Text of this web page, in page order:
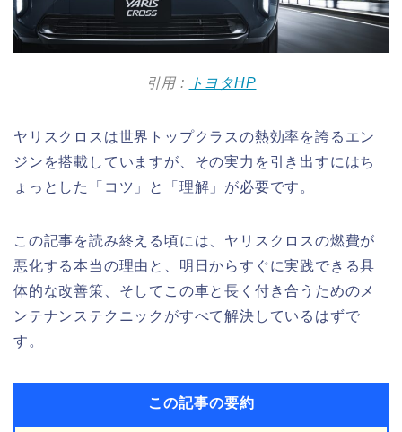
引用 : トヨタHP
ヤリスクロスは世界トップクラスの熱効率を誇るエン
ジンを搭載していますが、その実力を引き出すにはち
ょっとした「コツ」と「理解」が必要です。
この記事を読み終える頃には、ヤリスクロスの燃費が
悪化する本当の理由と、明日からすぐに実践できる具
体的な改善策、そしてこの車と長く付き合うためのメ
ンテナンステクニックがすべて解決しているはずで
す。
この記事の要約